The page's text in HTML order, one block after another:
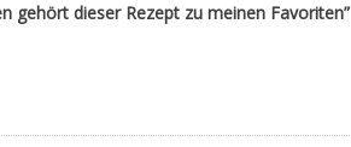
gehört dieser Rezept zu meinen Favoriten”